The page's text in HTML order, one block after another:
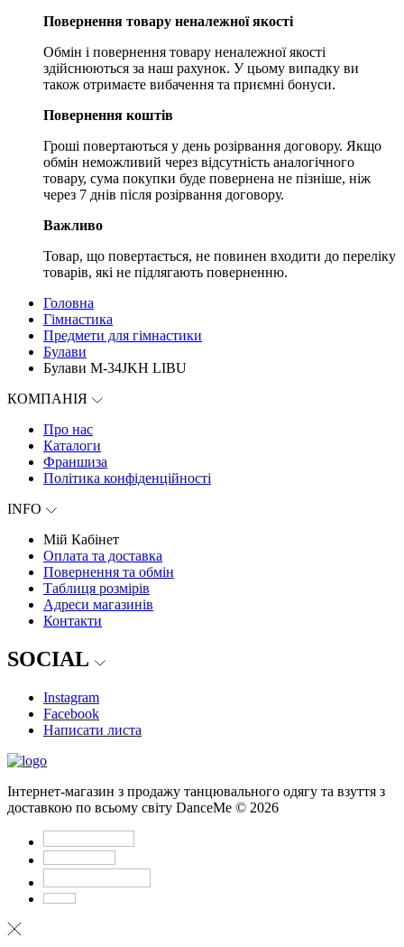
Повернення товару неналежної якості
Обмін і повернення товару неналежної якості
здійснюються за наш рахунок. У цьому випадку ви
також отримаєте вибачення та приємні бонуси.
Повернення коштів
Гроші повертаються у день розірвання договору. Якщо
обмін неможливий через відсутність аналогічного
товару, сума покупки буде повернена не пізніше, ніж
через 7 днів після розірвання договору.
Важливо
Товар, що повертається, не повинен входити до переліку
товарів, які не підлягають поверненню.
Головна
Гімнастика
Предмети для гімнастики
Булави
Булави M-34JKH LIBU
КОМПАНІЯ
Про нас
Каталоги
Франшиза
Політика конфіденційності
INFO
Мій Кабінет
Оплата та доставка
Повернення та обмін
Таблиця розмірів
Адреси магазинів
Контакти
SOCIAL
Instagram
Facebook
Написати листа
Інтернет-магазин з продажу танцювального одягу та взуття з
доставкою по всьому світу DanceMe © 2026